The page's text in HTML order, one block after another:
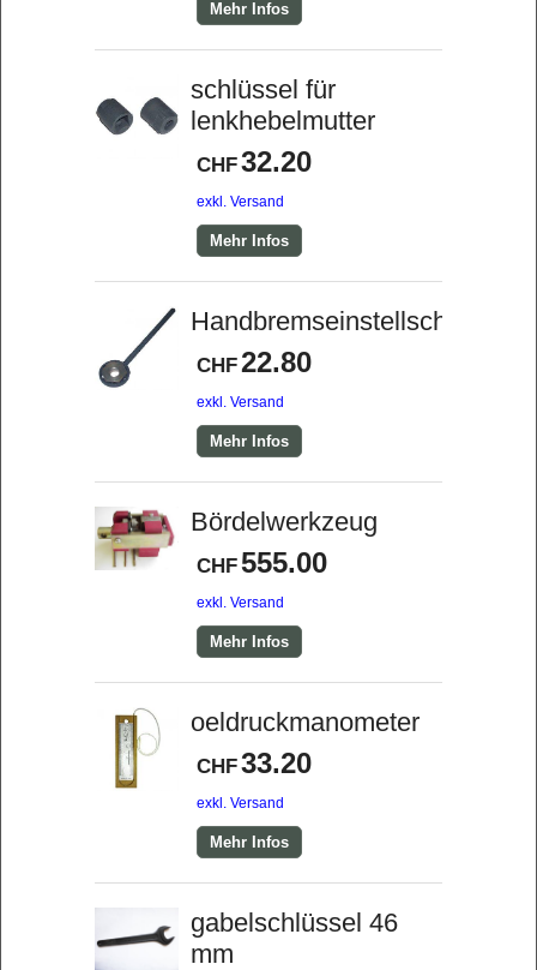
Mehr Infos
schlüssel für
lenkhebelmutter
CHF32.20
exkl. Versand
Mehr Infos
Handbremseinstellschlüssel
CHF22.80
exkl. Versand
Mehr Infos
Bördelwerkzeug
CHF555.00
exkl. Versand
Mehr Infos
oeldruckmanometer
CHF33.20
exkl. Versand
Mehr Infos
gabelschlüssel 46
mm